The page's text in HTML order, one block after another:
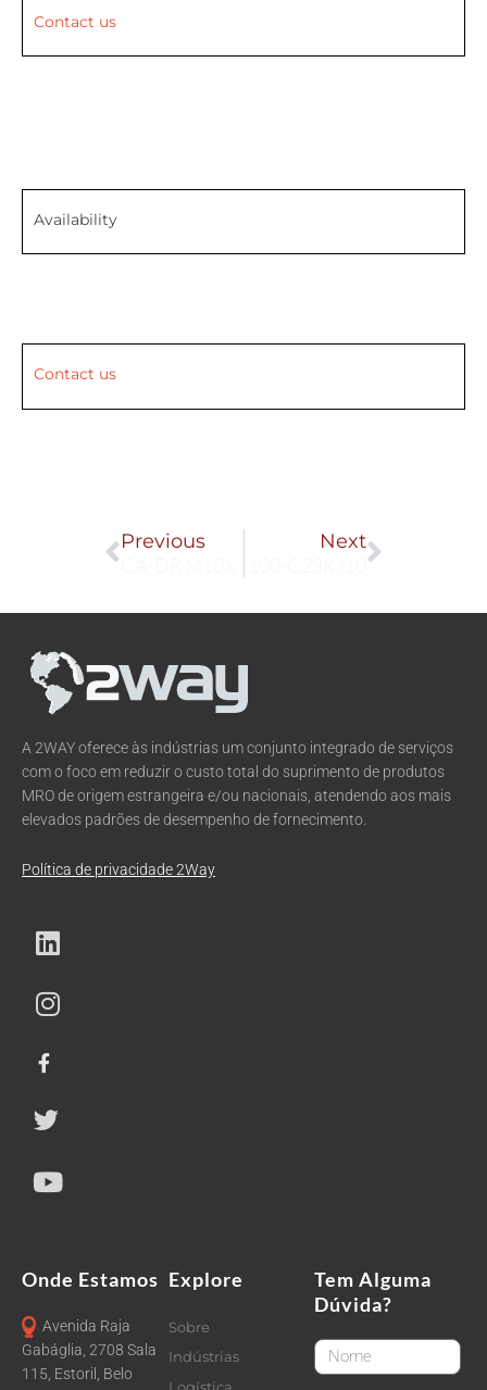
Contact us
Availability
Contact us
Prev
Previous
NextNext
A 2WAY oferece às indústrias um conjunto integrado de serviços
com o foco em reduzir o custo total do suprimento de produtos
MRO de origem estrangeira e/ou nacionais, atendendo aos mais
elevados padrões de desempenho de fornecimento.
Política de privacidade 2Way
Onde Estamos
Avenida Raja
Gabáglia, 2708 Sala
115, Estoril, Belo
Explore
Sobre
Indústrias
Tem Alguma
Dúvida?
FirstName